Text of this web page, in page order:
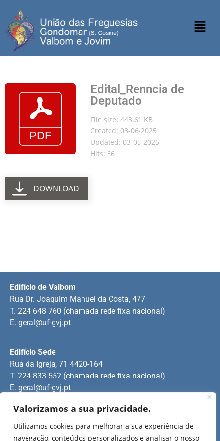
Valorizamos a sua privacidade.
Utilizamos cookies para melhorar a sua experiência de
navegação, conteúdos personalizados e analisar o nosso
Edital_Renncia de
Deputado
File size: 443.61 KB
Created: 03-06-2025
Updated: 03-06-2025
Hits: 36
DOWNLOAD
Rua Manuel Pinto Martins
Edifício Sede
Rua da Igreja, 71 4420-164
T. 224 833 552 (chamada rede fixa nacional)
E. geral@uf-gvj.pt
Edifício de Valbom
Rua Dr. Joaquim Manuel da Costa, 477
T. 224 648 760 (chamada rede fixa nacional)
E. geral@uf-gvj.pt